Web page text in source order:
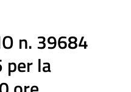
n. 39684
la